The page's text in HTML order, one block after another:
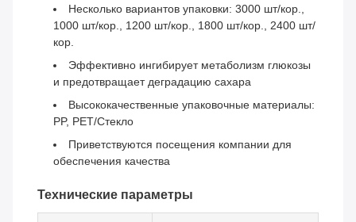
Несколько вариантов упаковки: 3000 шт/кор.,
1000 шт/кор., 1200 шт/кор., 1800 шт/кор., 2400 шт/
кор.
Эффективно ингибирует метаболизм глюкозы
и предотвращает деградацию сахара
Высококачественные упаковочные материалы:
PP, PET/Стекло
Приветствуются посещения компании для
обеспечения качества
Технические параметры